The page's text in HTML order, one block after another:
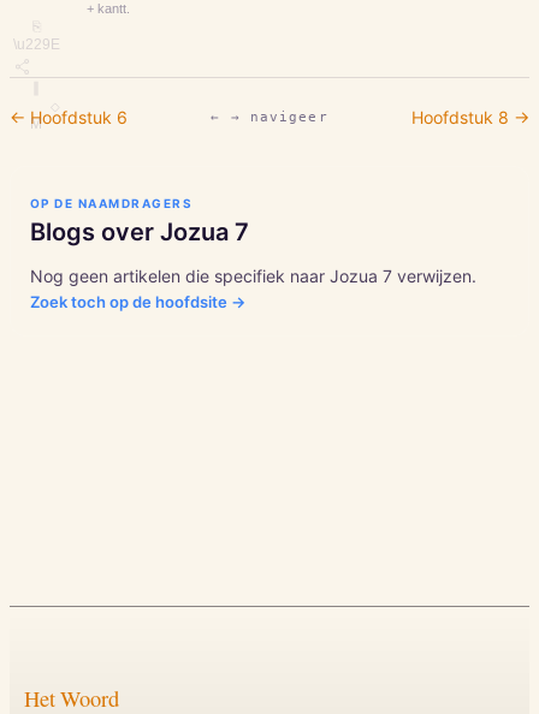
⎘
\u229E
M
+ kantt.
← Hoofdstuk 6 ← → navigeer Hoofdstuk 8 →
OP DE NAAMDRAGERS
Blogs over Jozua 7
Nog geen artikelen die specifiek naar Jozua 7 verwijzen.
Zoek toch op de hoofdsite →
Het Woord